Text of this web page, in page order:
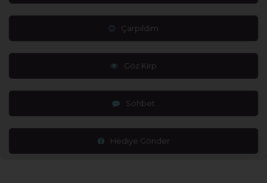
Çarpıldım
Göz Kırp
Sohbet
Hediye Gönder